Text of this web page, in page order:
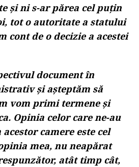
și ni s-ar părea cel puțin
tot o autoritate a statului
cont de o decizie a acestei
document în
și așteptăm să
vom primi termene și
Opinia celor care ne-au
camere este cel
mea, nu neapărat
atât timp cât,